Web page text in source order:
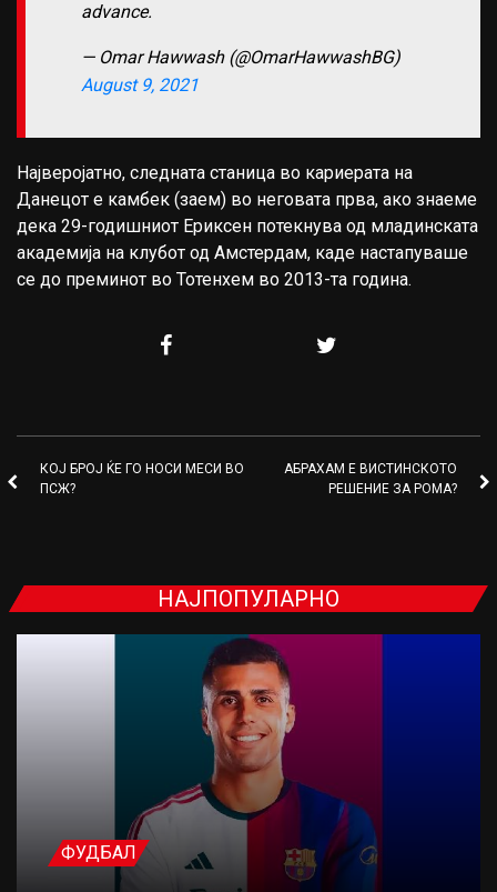
advance.
— Omar Hawwash (@OmarHawwashBG)
August 9, 2021
Најверојатно, следната станица во кариерата на
Данецот е камбек (заем) во неговата прва, ако знаеме
дека 29-годишниот Ериксен потекнува од младинската
академија на клубот од Амстердам, каде настапуваше
се до преминот во Тотенхем во 2013-та година.
КОЈ БРОЈ ЌЕ ГО НОСИ МЕСИ ВО
ПСЖ?
АБРАХАМ Е ВИСТИНСКОТО
РЕШЕНИЕ ЗА РОМА?
НАЈПОПУЛАРНО
ФУДБАЛ